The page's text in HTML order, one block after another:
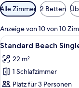
Verfügbare
Filter
für
Zimmer
Alle Zimmer 2 Betten
Anzeige von 10 von 10
Alle
Fotos
für
Standard
Beach
8
Standard Beach
22 m²
1 Schlafzimmer
Platz für 3 Personen